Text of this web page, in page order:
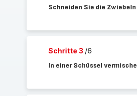
Schneiden Sie die
Schritte 3 /6
In einer Schüssel